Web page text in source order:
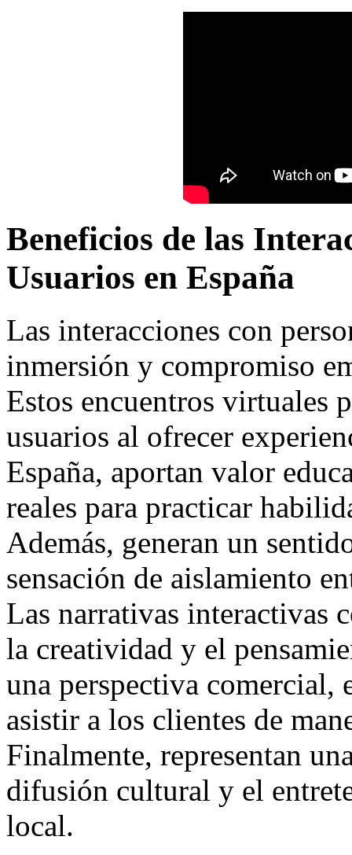
Beneficios de las
Usuarios en España
Las interacciones con
inmersión y compromiso
Estos encuentros virtuales
usuarios al ofrecer
España, aportan valor
reales para practicar
Además, generan un
sensación de aislamiento
Las narrativas interactivas
la creatividad y el
una perspectiva comercial,
asistir a los clientes de
Finalmente, representan
difusión cultural y el
local.